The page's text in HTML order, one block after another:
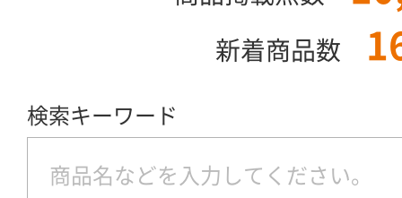
新着商品数
検索キーワード